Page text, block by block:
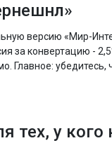
версию «Мир-
за конвертацию -
Главное:
тех, у кого